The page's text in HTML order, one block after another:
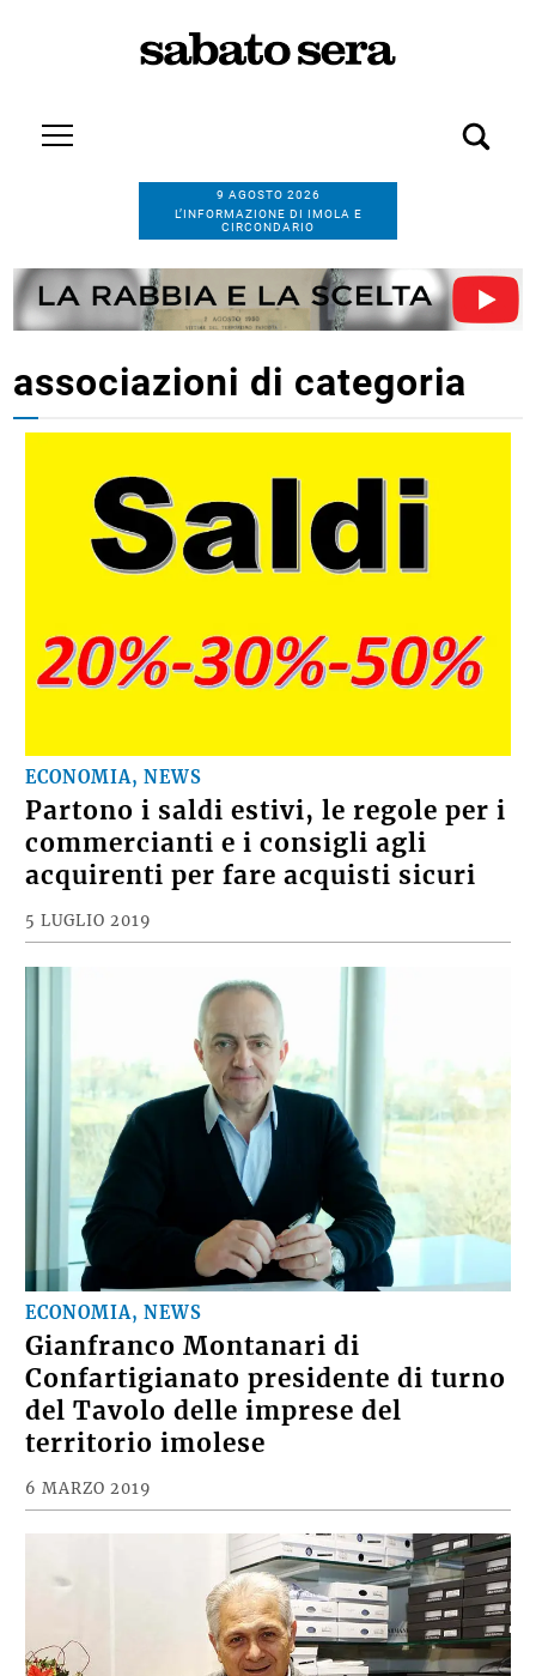
9 AGOSTO 2026
L’INFORMAZIONE DI IMOLA E
CIRCONDARIO
associazioni di categoria
ECONOMIA, NEWS
Partono i saldi estivi, le regole per i
commercianti e i consigli agli
acquirenti per fare acquisti sicuri
5 LUGLIO 2019
ECONOMIA, NEWS
Gianfranco Montanari di
Confartigianato presidente di turno
del Tavolo delle imprese del
territorio imolese
6 MARZO 2019